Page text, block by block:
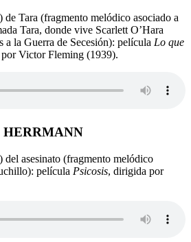
) de Tara (fragmento melódico asociado a
Tara, donde vive Scarlett O’Hara
a la Guerra de Secesión): película Lo que
Victor Fleming (1939).
HERRMANN
) del asesinato (fragmento melódico
película Psicosis, dirigida por